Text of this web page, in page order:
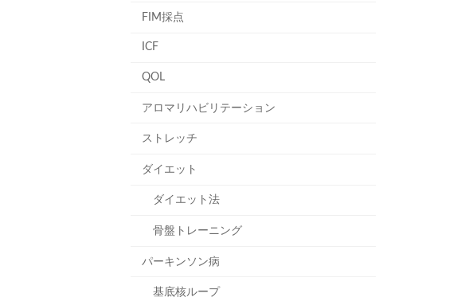
FIM採点
ICF
QOL
アロマリハビリテーション
ストレッチ
ダイエット
ダイエット法
骨盤トレーニング
パーキンソン病
基底核ループ